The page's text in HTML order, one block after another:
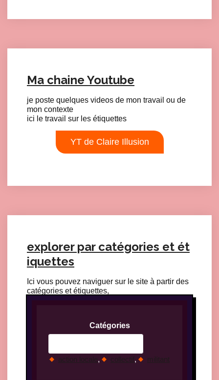
Ma chaine Youtube
je poste quelques videos de mon travail ou de
mon contexte
ici le travail sur les étiquettes
YT de Claire Illusion
explorer par catégories et ét
iquettes
Ici vous pouvez naviguer sur le site à partir des
catégories et étiquettes,
Catégories
action locale, collectif, militant